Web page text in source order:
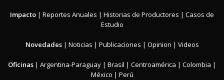
Impacto | Reportes Anuales | Historias de Productores | Casos de
Estudio
Novedades| Noticias | Publicaciones | Opinion | Videos
Oficinas | Argentina-Paraguay | Brasil | Centroamérica | Colombia |
México | Perú